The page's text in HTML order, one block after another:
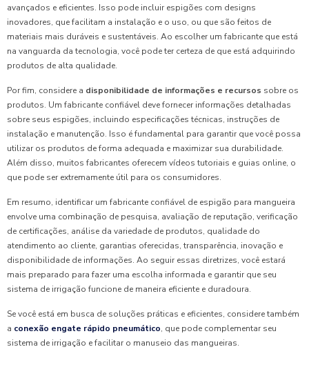
avançados e eficientes. Isso pode incluir espigões com designs
inovadores, que facilitam a instalação e o uso, ou que são feitos de
materiais mais duráveis e sustentáveis. Ao escolher um fabricante que está
na vanguarda da tecnologia, você pode ter certeza de que está adquirindo
produtos de alta qualidade.
Por fim, considere a disponibilidade de informações e recursos sobre os
produtos. Um fabricante confiável deve fornecer informações detalhadas
sobre seus espigões, incluindo especificações técnicas, instruções de
instalação e manutenção. Isso é fundamental para garantir que você possa
utilizar os produtos de forma adequada e maximizar sua durabilidade.
Além disso, muitos fabricantes oferecem vídeos tutoriais e guias online, o
que pode ser extremamente útil para os consumidores.
Em resumo, identificar um fabricante confiável de espigão para mangueira
envolve uma combinação de pesquisa, avaliação de reputação, verificação
de certificações, análise da variedade de produtos, qualidade do
atendimento ao cliente, garantias oferecidas, transparência, inovação e
disponibilidade de informações. Ao seguir essas diretrizes, você estará
mais preparado para fazer uma escolha informada e garantir que seu
sistema de irrigação funcione de maneira eficiente e duradoura.
Se você está em busca de soluções práticas e eficientes, considere também
a conexão engate rápido pneumático, que pode complementar seu
sistema de irrigação e facilitar o manuseio das mangueiras.